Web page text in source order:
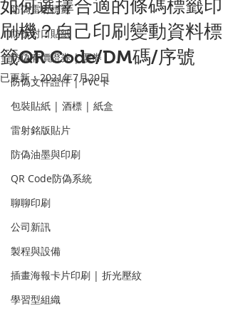
防偽雷射標籤
​防拆封口貼紙
防偽有價證券 | 票券
防偽文件證件 | PVC卡
包裝貼紙 | 酒標 | 紙盒
雷射銘版貼片
防偽油墨與印刷
QR Code防偽系統
聊聊印刷
公司新訊
製程與設備
插畫海報卡片印刷 | 折光壓紋
學習型組織
如何選擇合適的條碼標籤印
刷機？自己印刷變動資料標
籤QR Code/DM碼/序號
已更新：2021年7月20日